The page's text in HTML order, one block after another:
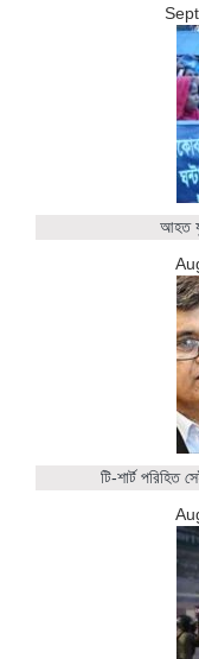
আহত
টি-শার্ট